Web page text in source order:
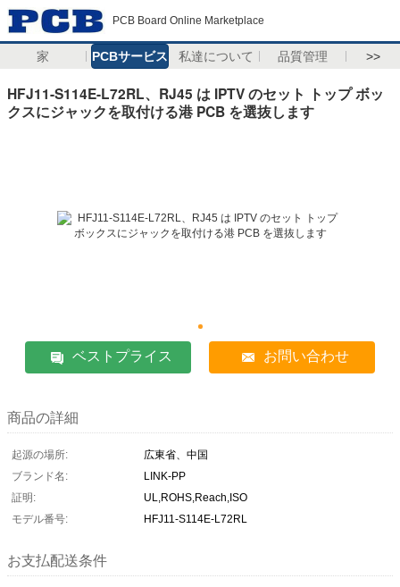
PCB Board Online Marketplace
家 PCBサービス 私達について 品質管理 >>
HFJ11-S114E-L72RL、RJ45 は IPTV のセット トップ ボッ
クスにジャックを取付ける港 PCB を選抜します
ベストプライス お問い合わせ
商品の詳細
起源の場所:
広東省、中国
ブランド名:
LINK-PP
証明:
UL,ROHS,Reach,ISO
モデル番号:
HFJ11-S114E-L72RL
お支払配送条件